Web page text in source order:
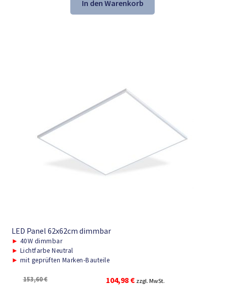
war:
157,54 €
ist:
106,98 €.
In den Warenkorb
LED Panel 62x62cm dimmbar
► 40W dimmbar
► Lichtfarbe Neutral
► mit geprüften Marken-Bauteile
153,60€
Ursprünglicher
104,98 €Aktueller
zzgl. MwSt.